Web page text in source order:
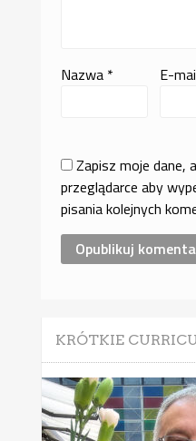
Nazwa * E-
Zapisz moje dane,
przeglądarce aby
pisania kolejnych
KRÓTKIE